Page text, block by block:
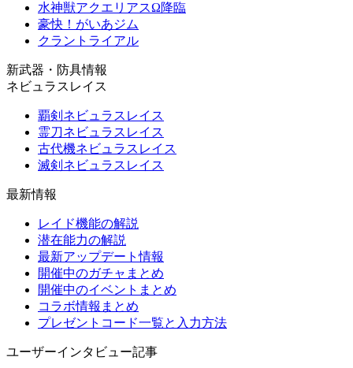
水神獣アクエリアスΩ降臨
豪快！がいあジム
クラントライアル
新武器・防具情報
ネビュラスレイス
覇剣ネビュラスレイス
霊刀ネビュラスレイス
古代機ネビュラスレイス
滅剣ネビュラスレイス
最新情報
レイド機能の解説
潜在能力の解説
最新アップデート情報
開催中のガチャまとめ
開催中のイベントまとめ
コラボ情報まとめ
プレゼントコード一覧と入力方法
ユーザーインタビュー記事